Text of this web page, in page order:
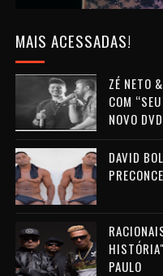
MAIS ACESSADAS!
ZÉ NETO
COM
NOVO DVD
DAVID
PAULO